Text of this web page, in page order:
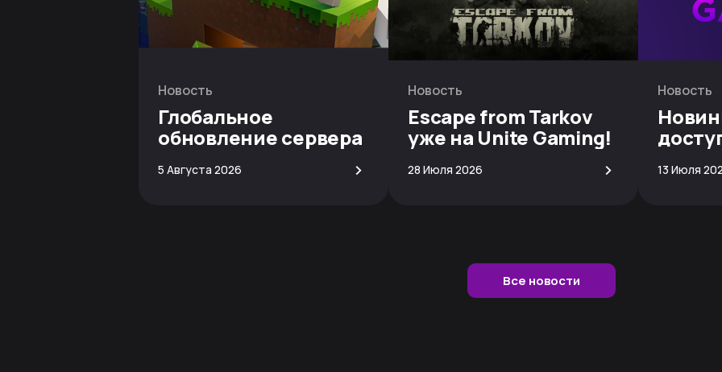
Новость
Глобальное
обновление сервера
5 Августа 2026 >
Новость
Escape from Tarkov
уже на Unite Gaming!
28 Июля 2026 >
Новость
13 Июля
Все новости